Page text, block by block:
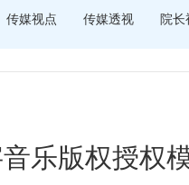
传媒视点 传媒透视 院长
乐版权授权